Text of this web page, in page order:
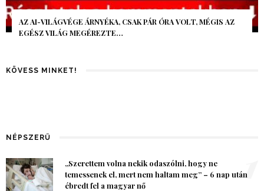
AZ AI-VILÁGVÉGE ÁRNYÉKA, CSAK PÁR ÓRA VOLT, MÉGIS AZ
EGÉSZ VILÁG MEGÉREZTE…
KÖVESS MINKET!
NÉPSZERŰ
„Szerettem volna nekik odaszólni, hogy ne
temessenek el, mert nem haltam meg” – 6 nap után
ébredt fel a magyar nő
1